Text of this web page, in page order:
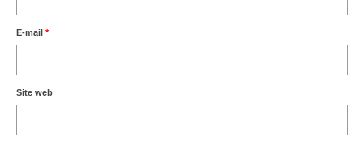
E-mail *
Site web